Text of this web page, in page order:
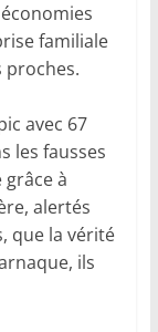
familiale
proches.
avec 67
les fausses
grâce à
alertés
que la vérité
ils